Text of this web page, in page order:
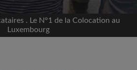
jamais sur votre page sans
. Le N°1 de la Colocation au
Luxembourg